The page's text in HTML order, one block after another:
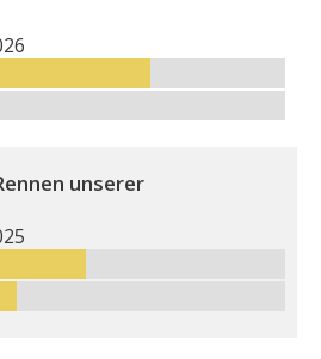
unserer